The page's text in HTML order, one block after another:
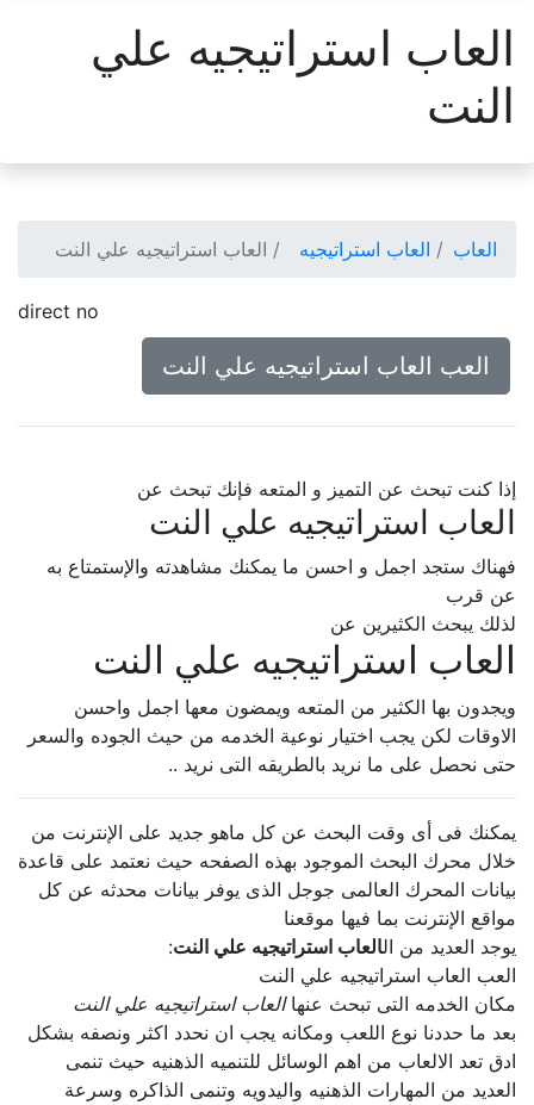
العاب استراتيجيه علي
النت
العاب العاب استراتيجيه العاب استراتيجيه علي النت
direct no
العب العاب استراتيجيه علي النت
إذا كنت تبحث عن التميز و المتعه فإنك تبحث عن
العاب استراتيجيه علي النت
فهناك ستجد اجمل و احسن ما يمكنك مشاهدته والإستمتاع به
عن قرب
لذلك يبحث الكثيرين عن
العاب استراتيجيه علي النت
ويجدون بها الكثير من المتعه ويمضون معها اجمل واحسن
الاوقات لكن يجب اختيار نوعية الخدمه من حيث الجوده والسعر
حتى نحصل على ما نريد بالطريقه التى نريد ..
يمكنك فى أى وقت البحث عن كل ماهو جديد على الإنترنت من
خلال محرك البحث الموجود بهذه الصفحه حيث نعتمد على قاعدة
بيانات المحرك العالمى جوجل الذى يوفر بيانات محدثه عن كل
مواقع الإنترنت بما فيها موقعنا
يوجد العديد من ال العاب استراتيجيه علي النت:
العب العاب استراتيجيه علي النت
مكان الخدمه التى تبحث عنهاالعاب استراتيجيه علي النت
بعد ما حددنا نوع اللعب ومكانه يجب ان نحدد اكثر ونصفه بشكل
ادق تعد الالعاب من اهم الوسائل للتنميه الذهنيه حيث تنمى
العديد من المهارات الذهنيه واليدويه وتنمى الذاكره وسرعة